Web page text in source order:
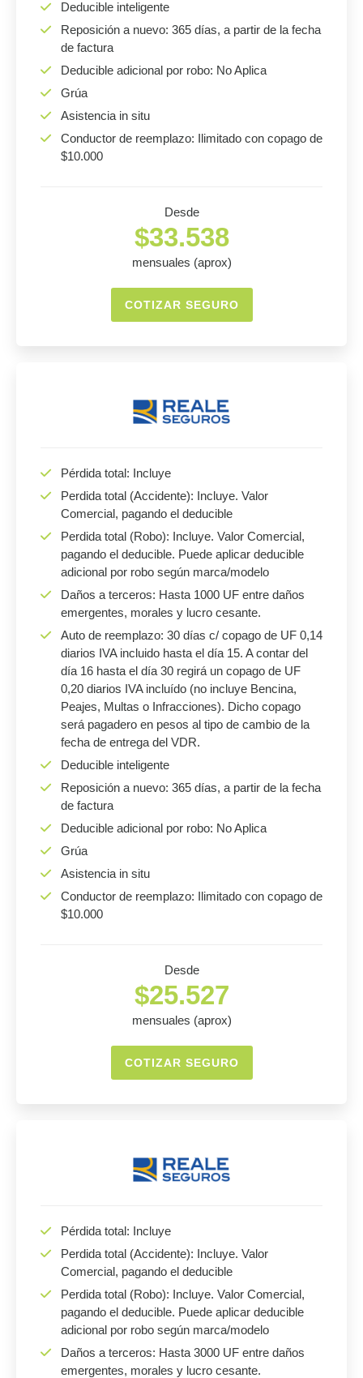
Deducible inteligente
Reposición a nuevo: 365 días, a partir de la fecha
de factura
Deducible adicional por robo: No Aplica
Grúa
Asistencia in situ
Conductor de reemplazo: Ilimitado con copago de
$10.000
Desde
$33.538
mensuales (aprox)
COTIZAR SEGURO
Pérdida total: Incluye
Perdida total (Accidente): Incluye. Valor
Comercial, pagando el deducible
Perdida total (Robo): Incluye. Valor Comercial,
pagando el deducible. Puede aplicar deducible
adicional por robo según marca/modelo
Daños a terceros: Hasta 1000 UF entre daños
emergentes, morales y lucro cesante.
Auto de reemplazo: 30 días c/ copago de UF 0,14
diarios IVA incluido hasta el día 15. A contar del
día 16 hasta el día 30 regirá un copago de UF
0,20 diarios IVA incluído (no incluye Bencina,
Peajes, Multas o Infracciones). Dicho copago
será pagadero en pesos al tipo de cambio de la
fecha de entrega del VDR.
Deducible inteligente
Reposición a nuevo: 365 días, a partir de la fecha
de factura
Deducible adicional por robo: No Aplica
Grúa
Asistencia in situ
Conductor de reemplazo: Ilimitado con copago de
$10.000
Desde
$25.527
mensuales (aprox)
COTIZAR SEGURO
Pérdida total: Incluye
Perdida total (Accidente): Incluye. Valor
Comercial, pagando el deducible
Perdida total (Robo): Incluye. Valor Comercial,
pagando el deducible. Puede aplicar deducible
adicional por robo según marca/modelo
Daños a terceros: Hasta 3000 UF entre daños
emergentes, morales y lucro cesante.